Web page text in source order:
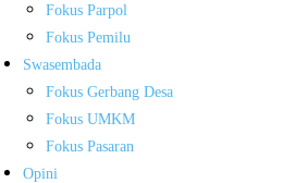
Fokus Parpol
Fokus Pemilu
Swasembada
Fokus Gerbang Desa
Fokus UMKM
Fokus Pasaran
Opini